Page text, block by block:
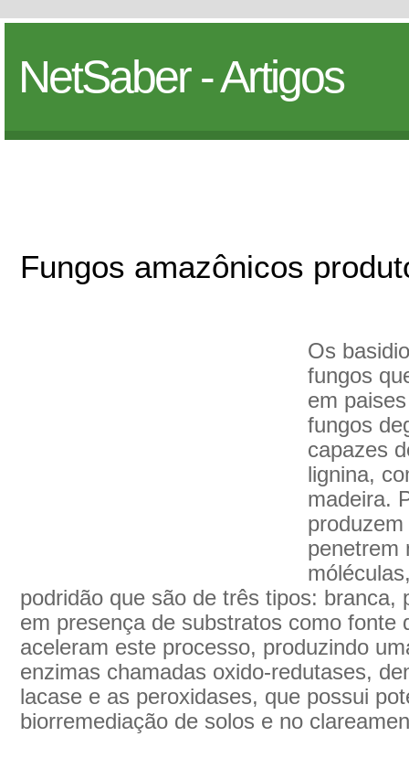
NetSaber - Artigos
Fungos amazônicos
Os
fungos
em
fungos
capazes
lignina,
madeira.
penetrem
podridão que são de três tipos: branca,
em presença de substratos como fonte
aceleram este processo, produzindo
enzimas chamadas oxido-redutases,
lacase e as peroxidases, que possui
biorremediação de solos e no